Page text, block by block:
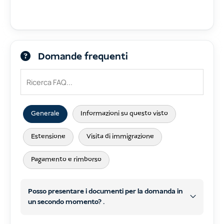
Domande frequenti
Generale Informazioni su questo visto
Estensione Visita di immigrazione
Pagamento e rimborso
Posso presentare i documenti per la domanda in
un secondo momento? .